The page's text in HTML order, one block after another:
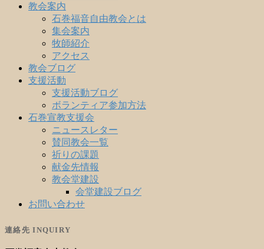
教会案内
石巻福音自由教会とは
集会案内
牧師紹介
アクセス
教会ブログ
支援活動
支援活動ブログ
ボランティア参加方法
石巻宣教支援会
ニュースレター
賛同教会一覧
祈りの課題
献金先情報
教会堂建設
会堂建設ブログ
お問い合わせ
連絡先 INQUIRY